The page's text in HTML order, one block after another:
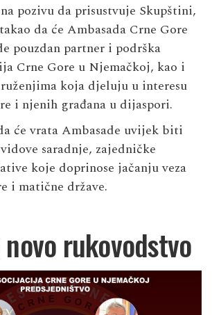
pozivu da prisustvuje Skupštini,
da će Ambasada Crne Gore
pouzdan partner i podrška
Crne Gore u Njemačkoj, kao i
koja djeluju u interesu
i njenih građana u dijaspori.
će vrata Ambasade uvijek biti
saradnje, zajedničke
koje doprinose jačanju veza
i matične države.
novo rukovodstvo